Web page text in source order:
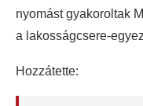
nyomást gyakoroltak
a lakosságcsere-
Hozzátette: